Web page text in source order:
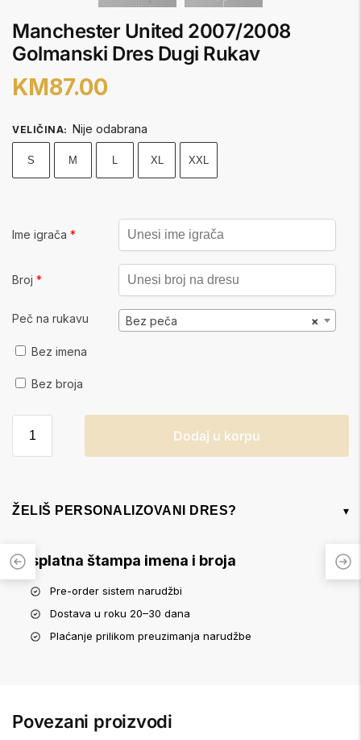
Manchester United 2007/2008
Golmanski Dres Dugi Rukav
KM87.00
VELIČINA: Nije odabrana
S M L XL XXL
Ime igrača *
Broj *
Peč na rukavu ×
Bez peča
Bez imena
Bez broja
Dodaj u korpu
ŽELIŠ PERSONALIZOVANI DRES? ▾
Besplatna štampa imena i broja
Pre-order sistem narudžbi
Dostava u roku 20–30 dana
Plaćanje prilikom preuzimanja narudžbe
Povezani proizvodi